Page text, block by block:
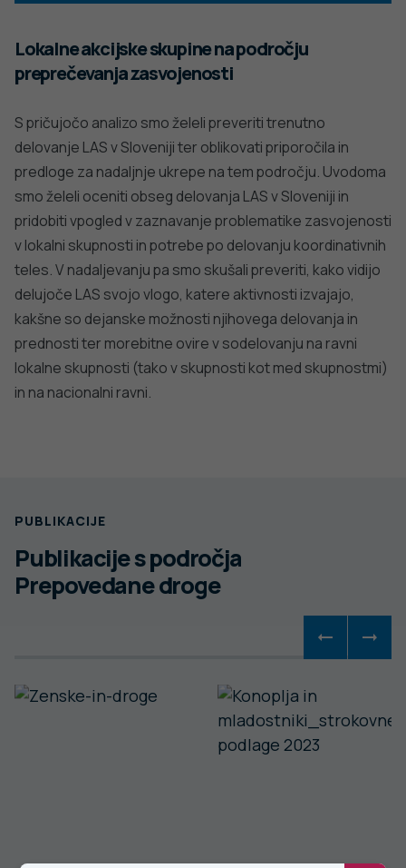
Lokalne akcijske skupine na področju
preprečevanja zasvojenosti
S pričujočo analizo smo želeli preveriti trenutno
delovanje LAS v Sloveniji ter oblikovati priporočila in
predloge za nadaljnje ukrepe na tem področju. Uvodoma
smo želeli oceniti obseg delovanja LAS v Sloveniji in
pridobiti vpogled v zaznavanje problematike zasvojenosti
v lokalni skupnosti in potrebe po delovanju koordinativnih
teles. V nadaljevanju pa smo skušali preveriti, kako vidijo
delujoče LAS svojo vlogo, katere aktivnosti izvajajo,
kakšne so dejanske možnosti njihovega delovanja in
prednosti ter morebitne ovire v sodelovanju na ravni
lokalne skupnosti (tako v skupnosti kot med skupnostmi)
in na nacionalni ravni.
PUBLIKACIJE
Publikacije s področja
Prepovedane droge